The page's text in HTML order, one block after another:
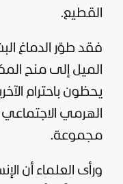
القطيع.
فقد طوّر الدماغ
الميل إلى منح
يحظون باحترام
الهرمي الاجتماعي
مجموعة.
ورأى العلماء أن